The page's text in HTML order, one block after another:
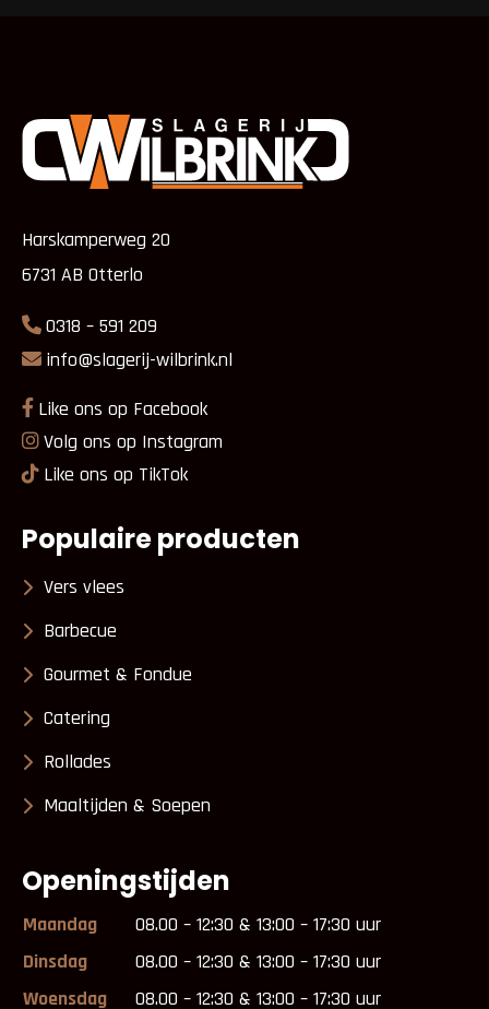
Harskamperweg 20
6731 AB Otterlo
0318 – 591 209
info@slagerij-wilbrink.nl
Like ons op Facebook
Volg ons op Instagram
Like ons op TikTok
Populaire producten
Vers vlees
Barbecue
Gourmet & Fondue
Catering
Rollades
Maaltijden & Soepen
Openingstijden
Maandag
08.00 – 12:30 & 13:00 – 17:30 uur
Dinsdag
08.00 – 12:30 & 13:00 – 17:30 uur
Woensdag
08.00 – 12:30 & 13:00 – 17:30 uur